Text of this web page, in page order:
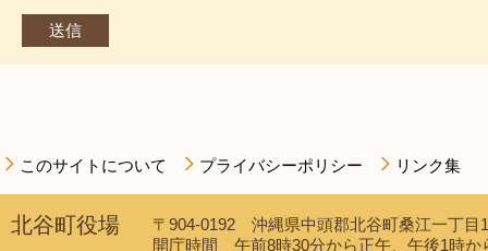
このサイトについて プライバシーポリシー リンク集
北谷町役場
〒904-0192 沖縄県中頭郡北谷町桑江一丁
開庁時間 午前8時30分から正午、午後1時か